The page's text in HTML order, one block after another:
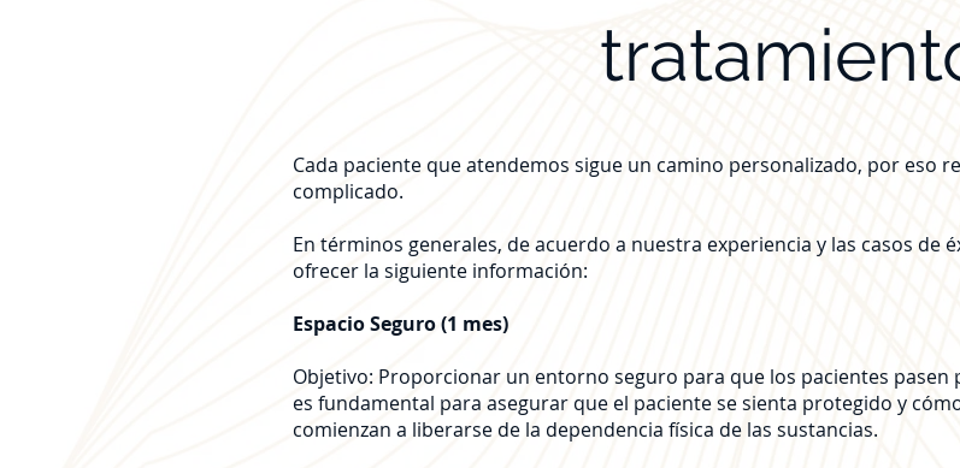
Cada paciente que atendemos sigue un camino personalizado, por eso
complicado.
En términos generales, de acuerdo a nuestra experiencia y las casos de
ofrecer la siguiente información:
Espacio Seguro (1 mes)
Objetivo: Proporcionar un entorno seguro para que los pacientes pasen
es fundamental para asegurar que el paciente se sienta protegido y
comienzan a liberarse de la dependencia física de las sustancias.